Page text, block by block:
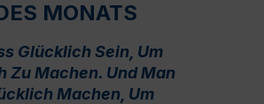
MONATS
Glücklich Sein, Um
Zu Machen. Und Man
Machen, Um